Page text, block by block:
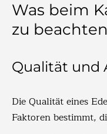
Was beim
zu
Qualität und
Die Qualität eines
Faktoren bestimmt,